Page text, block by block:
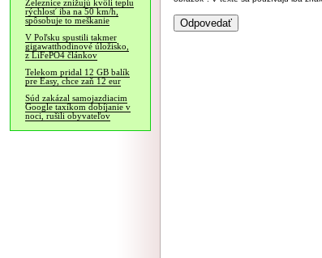
Železnice znižujú kvôli teplu
rýchlosť iba na 50 km/h,
spôsobuje to meškanie
V Poľsku spustili takmer
gigawatthodinové úložisko,
z LiFePO4 článkov
Telekom pridal 12 GB balík
pre Easy, chce zaň 12 eur
Súd zakázal samojazdiacim
Google taxíkom dobíjanie v
noci, rušili obyvateľov